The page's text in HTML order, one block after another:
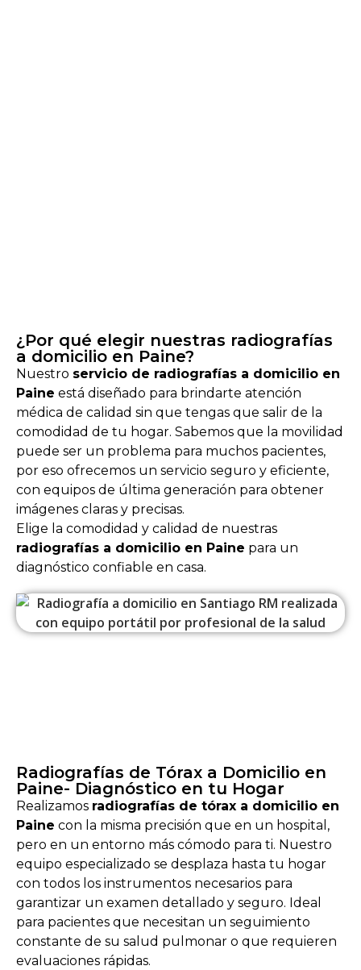
¿Por qué elegir nuestras radiografías
a domicilio en Paine?
Nuestro servicio de radiografías a domicilio en
Paine está diseñado para brindarte atención
médica de calidad sin que tengas que salir de la
comodidad de tu hogar. Sabemos que la movilidad
puede ser un problema para muchos pacientes,
por eso ofrecemos un servicio seguro y eficiente,
con equipos de última generación para obtener
imágenes claras y precisas.
Elige la comodidad y calidad de nuestras
radiografías a domicilio en Paine para un
diagnóstico confiable en casa.
Radiografías de Tórax a Domicilio en
Paine- Diagnóstico en tu Hogar
Realizamos radiografías de tórax a domicilio en
Paine con la misma precisión que en un hospital,
pero en un entorno más cómodo para ti. Nuestro
equipo especializado se desplaza hasta tu hogar
con todos los instrumentos necesarios para
garantizar un examen detallado y seguro. Ideal
para pacientes que necesitan un seguimiento
constante de su salud pulmonar o que requieren
evaluaciones rápidas.